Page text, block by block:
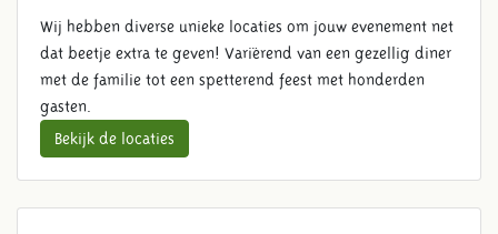
Wij hebben diverse unieke locaties om jouw evenement net
dat beetje extra te geven! Variërend van een gezellig diner
met de familie tot een spetterend feest met honderden
gasten.
Bekijk de locaties